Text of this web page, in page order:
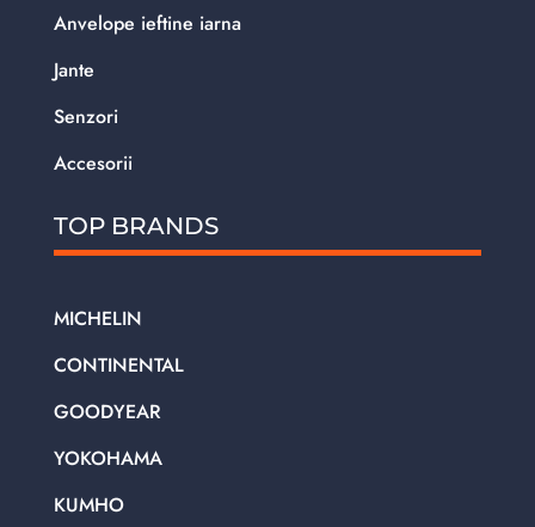
Anvelope ieftine iarna
Jante
Senzori
Accesorii
TOP BRANDS
MICHELIN
CONTINENTAL
GOODYEAR
YOKOHAMA
KUMHO